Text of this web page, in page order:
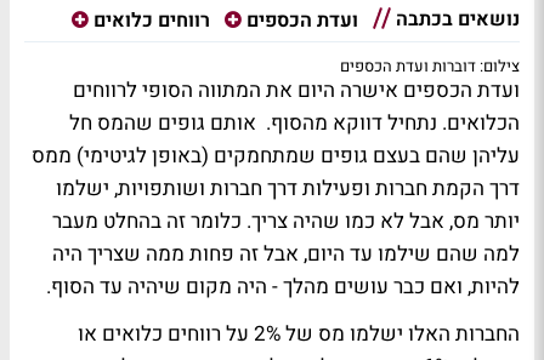
נושאים בכתבה ועדת הכספים רווחים כלואים
צילום: דוברות ועדת הכספים
ועדת הכספים אישרה היום את המתווה הסופי לרווחים
הכלואים. נתחיל דווקא מהסוף. אותם גופים שהמס חל
עליהן שהם בעצם גופים שמתחמקים (באופן לגיטימי) ממס
דרך הקמת חברות ופעילות דרך חברות ושותפויות, ישלמו
יותר מס, אבל לא כמו שהיה צריך. כלומר זה בהחלט מעבר
למה שהם שילמו עד היום, אבל זה פחות ממה שצריך היה
להיות, ואם כבר עושים מהלך - היה מקום שיהיה עד הסוף.
החברות האלו ישלמו מס של 2% על רווחים כלואים או